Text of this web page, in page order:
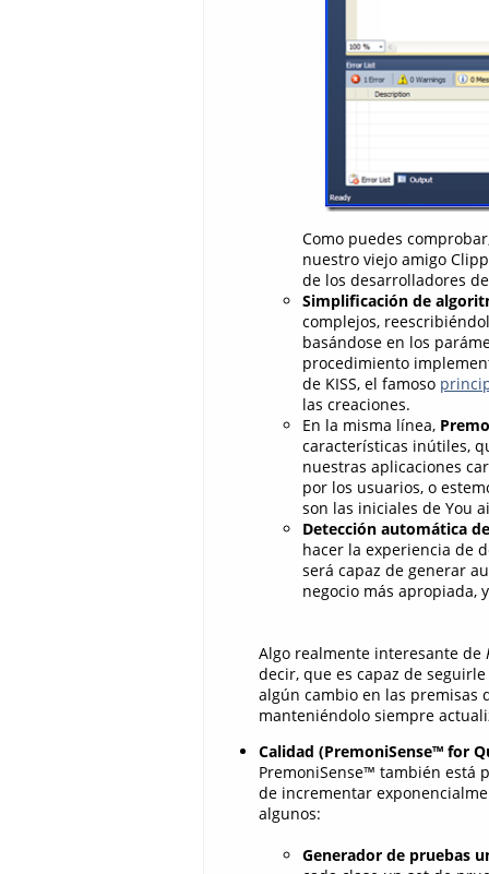
Como puedes
nuestro viejo amigo
de los desarrolladores
Simplificación de
complejos,
basándose en los
procedimiento
de KISS, el famoso
las creaciones.
En la misma línea,
características inútiles,
nuestras aplicaciones
por los usuarios, o
son las iniciales de You
Detección automática
hacer la experiencia de
será capaz de generar
negocio más apropiada,
Algo realmente interesante de
decir, que es capaz de
algún cambio en las premisas
manteniéndolo siempre
Calidad (PremoniSense™ for
PremoniSense™ también está
de incrementar
algunos:
Generador de pruebas